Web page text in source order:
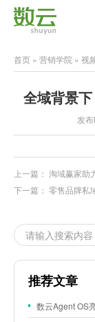
首页 » 营销学院 » 视
全域背景
发
上一篇： 淘域赢家助
下一篇： 零售品牌私
推荐文章
数云Agent OS亮相